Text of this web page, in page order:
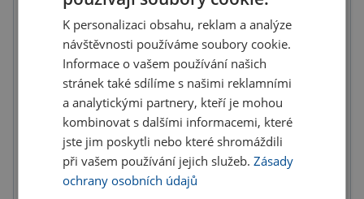
od
10 ks
(-5.00%)
od
20 ks
37.65 Kč
(-8.00%)
od
50 ks
(-11.00
34.78 Kč
15.00
od
32.74 Kč
20.00 %)
30.69 Kč
K personalizaci obsahu, reklam a analýze
návštěvnosti používáme soubory cookie.
Informace o vašem používání našich
stránek také sdílíme s našimi reklamními
a analytickými partnery, kteří je mohou
kombinovat s dalšími informacemi, které
jste jim poskytli nebo které shromáždili
při vašem používání jejich služeb.Zásady
ochrany osobních údajů